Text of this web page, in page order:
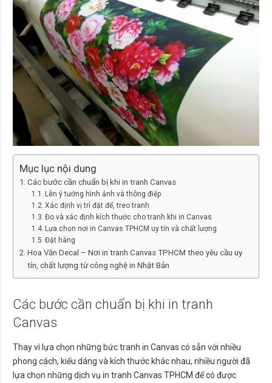
Mục lục nội dung
Các bước cần chuẩn bị khi in tranh Canvas
Lên ý tưởng hình ảnh và thông điệp
Xác định vị trí đặt để, treo tranh
Đo và xác định kích thước cho tranh khi in Canvas
Lựa chọn nơi in Canvas TPHCM uy tín và chất lượng
Đặt hàng
Hoa Văn Decal – Nơi in tranh Canvas TPHCM theo yêu cầu uy
tín, chất lượng từ công nghệ in Nhật Bản
Các bước cần chuẩn bị khi in tranh
Canvas
Thay vì lựa chọn những bức tranh in Canvas có sẵn với nhiều
phong cách, kiểu dáng và kích thước khác nhau, nhiều người đã
lựa chọn những dịch vụ in tranh Canvas TPHCM để có được